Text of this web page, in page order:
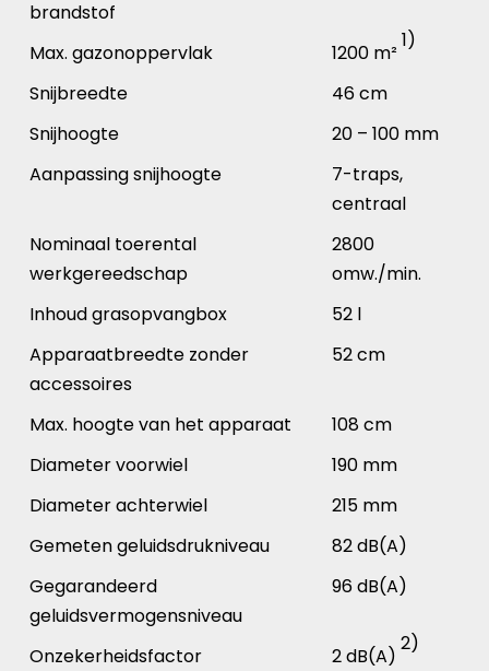
brandstof
Max. gazonoppervlak
1200 m²
1)
Snijbreedte
46 cm
Snijhoogte
20 – 100 mm
Aanpassing snijhoogte
7-traps,
centraal
Nominaal toerental
werkgereedschap
2800
omw./min.
Inhoud grasopvangbox
52 l
Apparaatbreedte zonder
accessoires
52 cm
Max. hoogte van het apparaat
108 cm
Diameter voorwiel
190 mm
Diameter achterwiel
215 mm
Gemeten geluidsdrukniveau
82 dB(A)
Gegarandeerd
geluidsvermogensniveau
96 dB(A)
Onzekerheidsfactor
2 dB(A)
2)